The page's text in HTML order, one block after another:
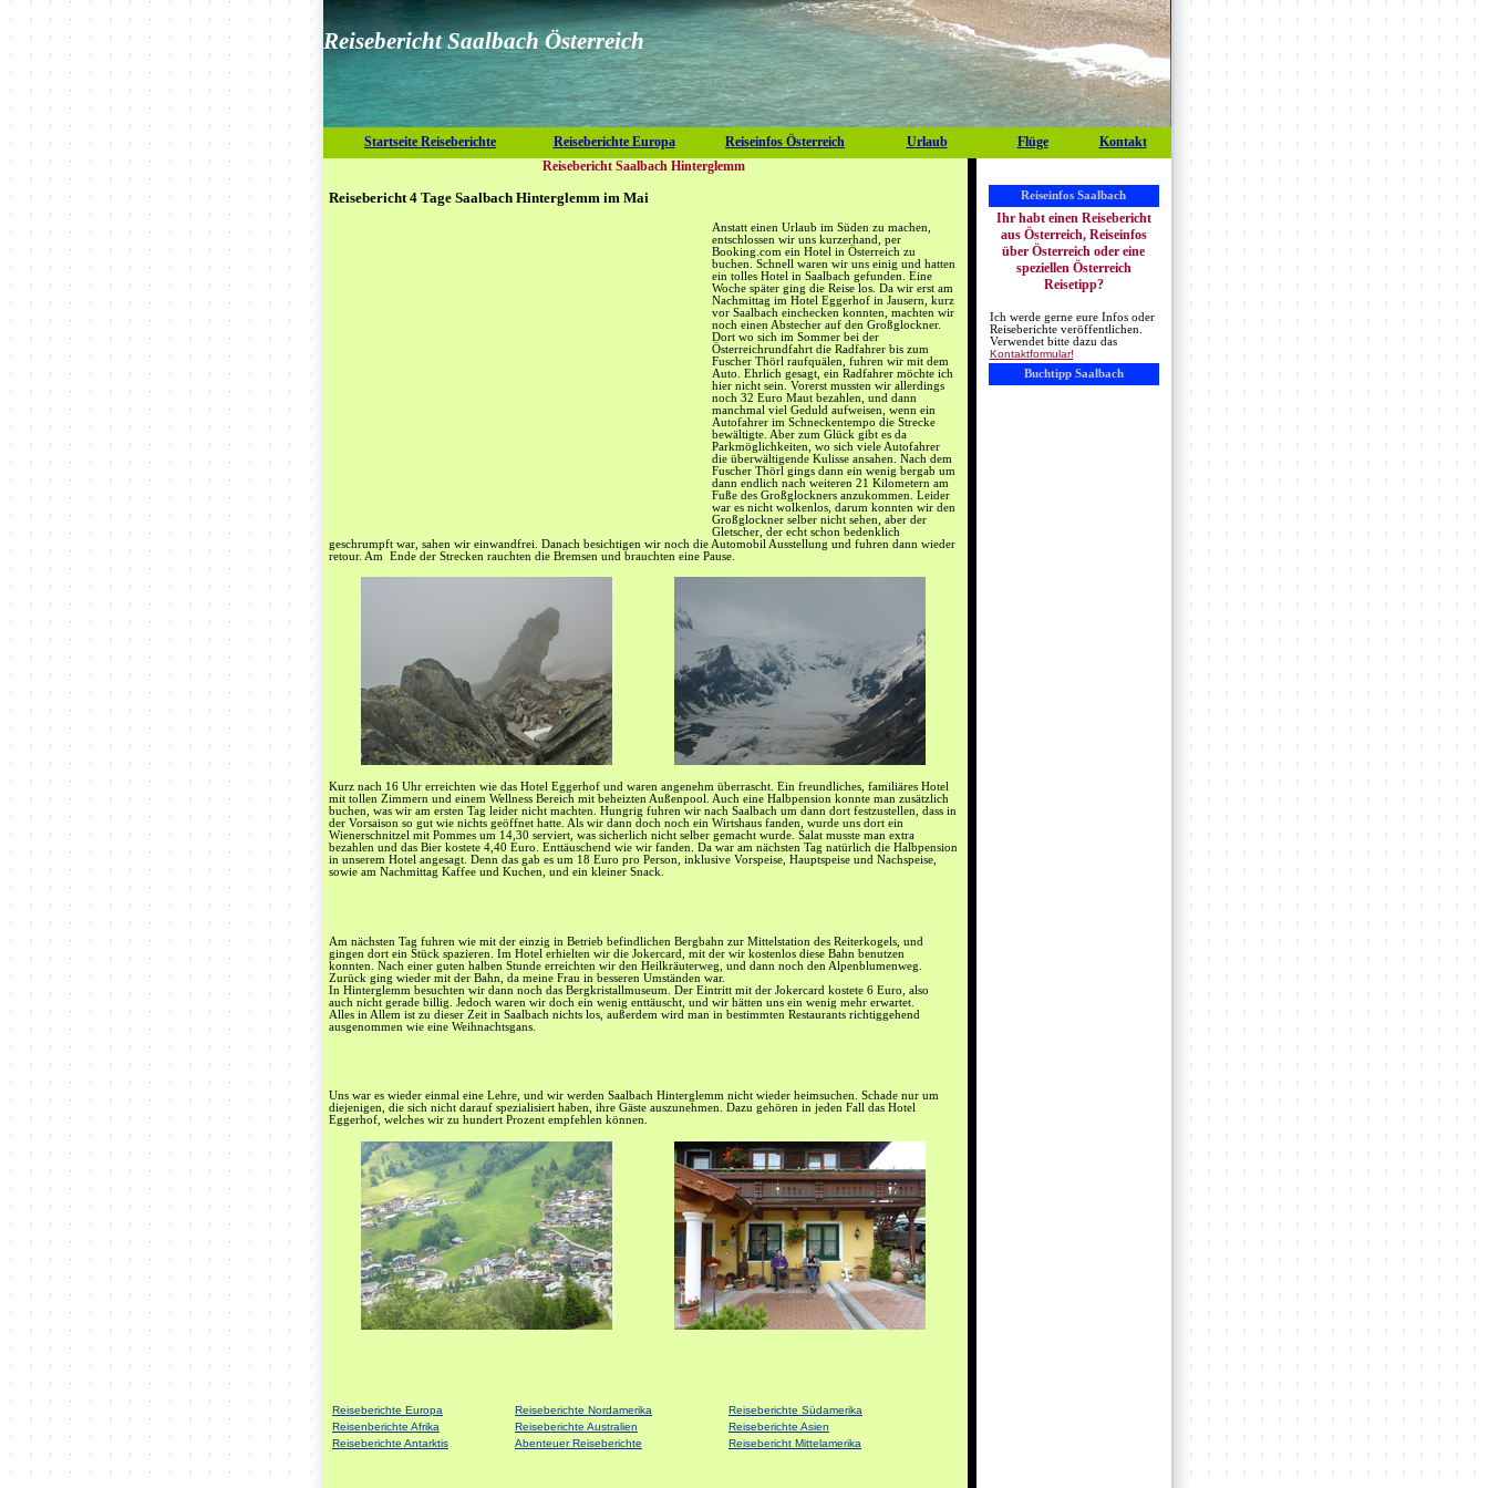
Reisebericht Saalbach Österreich
Startseite Reiseberichte Reiseberichte Europa Reiseinfos Österreich Urlaub Flüge
Kontakt
Reisebericht Saalbach Hinterglemm
Reisebericht 4 Tage Saalbach Hinterglemm im Mai
Anstatt einen Urlaub im Süden zu machen,
entschlossen wir uns kurzerhand, per
Booking.com ein Hotel in Österreich zu
buchen. Schnell waren wir uns einig und hatten
ein tolles Hotel in Saalbach gefunden. Eine
Woche später ging die Reise los. Da wir erst am
Nachmittag im Hotel Eggerhof in Jausern, kurz
vor Saalbach einchecken konnten, machten wir
noch einen Abstecher auf den Großglockner.
Dort wo sich im Sommer bei der
Österreichrundfahrt die Radfahrer bis zum
Fuscher Thörl raufquälen, fuhren wir mit dem
Auto. Ehrlich gesagt, ein Radfahrer möchte ich
hier nicht sein. Vorerst mussten wir allerdings
noch 32 Euro Maut bezahlen, und dann
manchmal viel Geduld aufweisen, wenn ein
Autofahrer im Schneckentempo die Strecke
bewältigte. Aber zum Glück gibt es da
Parkmöglichkeiten, wo sich viele Autofahrer
die überwältigende Kulisse ansahen. Nach dem
Fuscher Thörl gings dann ein wenig bergab um
dann endlich nach weiteren 21 Kilometern am
Fuße des Großglockners anzukommen. Leider
war es nicht wolkenlos, darum konnten wir den
Großglockner selber nicht sehen, aber der
Gletscher, der echt schon bedenklich
geschrumpft war, sahen wir einwandfrei. Danach besichtigen wir noch die Automobil Ausstellung und fuhren dann wieder
retour. Am Ende der Strecken rauchten die Bremsen und brauchten eine Pause.
Kurz nach 16 Uhr erreichten wie das Hotel Eggerhof und waren angenehm überrascht. Ein freundliches, familiäres Hotel
mit tollen Zimmern und einem Wellness Bereich mit beheizten Außenpool. Auch eine Halbpension konnte man zusätzlich
buchen, was wir am ersten Tag leider nicht machten. Hungrig fuhren wir nach Saalbach um dann dort festzustellen, dass in
der Vorsaison so gut wie nichts geöffnet hatte. Als wir dann doch noch ein Wirtshaus fanden, wurde uns dort ein
Wienerschnitzel mit Pommes um 14,30 serviert, was sicherlich nicht selber gemacht wurde. Salat musste man extra
bezahlen und das Bier kostete 4,40 Euro. Enttäuschend wie wir fanden. Da war am nächsten Tag natürlich die Halbpension
in unserem Hotel angesagt. Denn das gab es um 18 Euro pro Person, inklusive Vorspeise, Hauptspeise und Nachspeise,
sowie am Nachmittag Kaffee und Kuchen, und ein kleiner Snack.
Am nächsten Tag fuhren wie mit der einzig in Betrieb befindlichen Bergbahn zur Mittelstation des Reiterkogels, und
gingen dort ein Stück spazieren. Im Hotel erhielten wir die Jokercard, mit der wir kostenlos diese Bahn benutzen
konnten. Nach einer guten halben Stunde erreichten wir den Heilkräuterweg, und dann noch den Alpenblumenweg.
Zurück ging wieder mit der Bahn, da meine Frau in besseren Umständen war.
In Hinterglemm besuchten wir dann noch das Bergkristallmuseum. Der Eintritt mit der Jokercard kostete 6 Euro, also
auch nicht gerade billig. Jedoch waren wir doch ein wenig enttäuscht, und wir hätten uns ein wenig mehr erwartet.
Alles in Allem ist zu dieser Zeit in Saalbach nichts los, außerdem wird man in bestimmten Restaurants richtiggehend
ausgenommen wie eine Weihnachtsgans.
Uns war es wieder einmal eine Lehre, und wir werden Saalbach Hinterglemm nicht wieder heimsuchen. Schade nur um
diejenigen, die sich nicht darauf spezialisiert haben, ihre Gäste auszunehmen. Dazu gehören in jeden Fall das Hotel
Eggerhof, welches wir zu hundert Prozent empfehlen können.
Reiseberichte Europa Reiseberichte Nordamerika
Reiseberichte Südamerika
Reisenberichte Afrika
Reiseberichte Australien
Reiseberichte Asien
Reiseberichte Antarktis
Abenteuer Reiseberichte Reisebericht Mittelamerika
Reiseinfos Saalbach
Ihr habt einen Reisebericht
aus Österreich, Reiseinfos
über Österreich oder eine
speziellen Österreich
Reisetipp?
Ich werde gerne eure Infos oder
Reiseberichte veröffentlichen.
Verwendet bitte dazu das
Kontaktformular!
Buchtipp Saalbach